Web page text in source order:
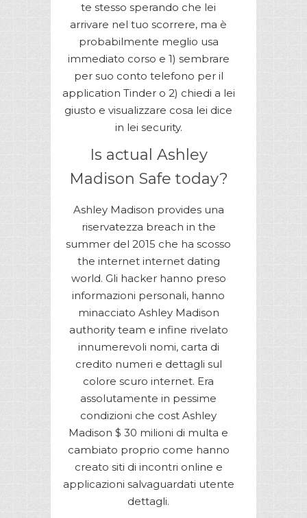
te stesso sperando che lei
arrivare nel tuo scorrere, ma è
probabilmente meglio usa
immediato corso e 1) sembrare
per suo conto telefono per il
application Tinder o 2) chiedi a lei
giusto e visualizzare cosa lei dice
in lei security.
Is actual Ashley
Madison Safe today?
Ashley Madison provides una
riservatezza breach in the
summer del 2015 che ha scosso
the internet internet dating
world. Gli hacker hanno preso
informazioni personali, hanno
minacciato Ashley Madison
authority team e infine rivelato
innumerevoli nomi, carta di
credito numeri e dettagli sul
colore scuro internet. Era
assolutamente in pessime
condizioni che cost Ashley
Madison $ 30 milioni di multa e
cambiato proprio come hanno
creato siti di incontri online e
applicazioni salvaguardati utente
dettagli.